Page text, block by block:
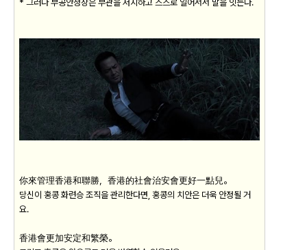
* 그러나 부공안청장은 부관을 저지하고 스스로 일어서서 말을 잇는다.
你來管理香港和聯勝，香港的社會治安會更好一點兒。
당신이 홍콩 화련승 조직을 관리한다면, 홍콩의 치안은 더욱 안정될 거
요.
香港會更加安定和繁榮。